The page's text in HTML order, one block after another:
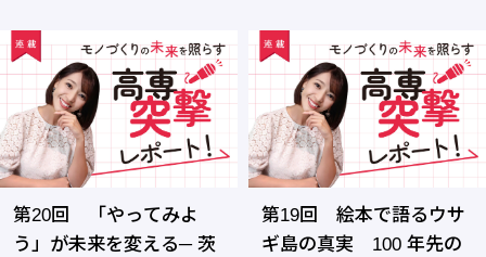
第20回 「やってみよ
う」が未来を変える─ 茨
第19回 絵本で語るウサ
ギ島の真実 100 年先の